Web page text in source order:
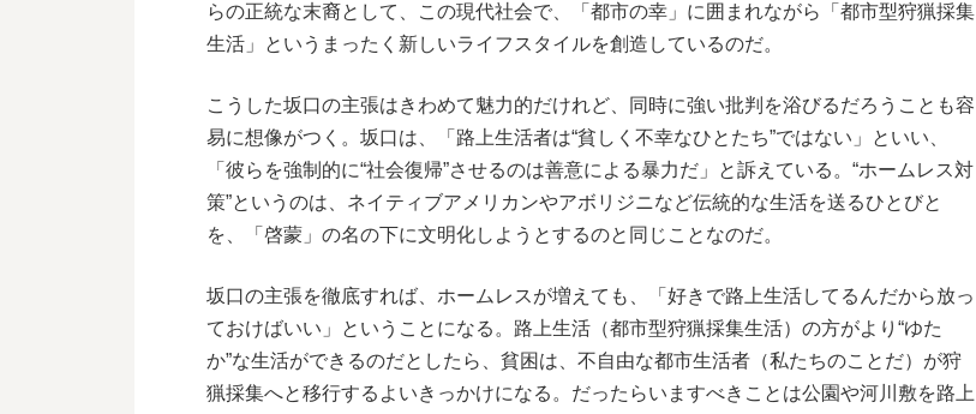
らの正統な末裔として、この現代社会で、「都市の幸」に囲まれながら「都市型狩猟採集
生活」というまったく新しいライフスタイルを創造しているのだ。
こうした坂口の主張はきわめて魅力的だけれど、同時に強い批判を浴びるだろうことも容
易に想像がつく。坂口は、「路上生活者は“貧しく不幸なひとたち”ではない」といい、
「彼らを強制的に“社会復帰”させるのは善意による暴力だ」と訴えている。“ホームレス対
策”というのは、ネイティブアメリカンやアボリジニなど伝統的な生活を送るひとびと
を、「啓蒙」の名の下に文明化しようとするのと同じことなのだ。
坂口の主張を徹底すれば、ホームレスが増えても、「好きで路上生活してるんだから放っ
ておけばいい」ということになる。路上生活（都市型狩猟採集生活）の方がより“ゆた
か”な生活ができるのだとしたら、貧困は、不自由な都市生活者（私たちのことだ）が狩
猟採集へと移行するよいきっかけになる。だったらいますべきことは公園や河川敷を路上